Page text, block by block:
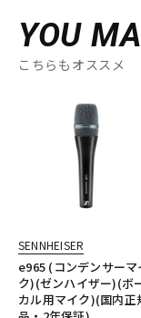
YOU
こちらもオススメ
SENNHEISER
e965 (コンデンサーマ
ク)(ゼンハイザー)(ボ
カル用マイク)(国内正